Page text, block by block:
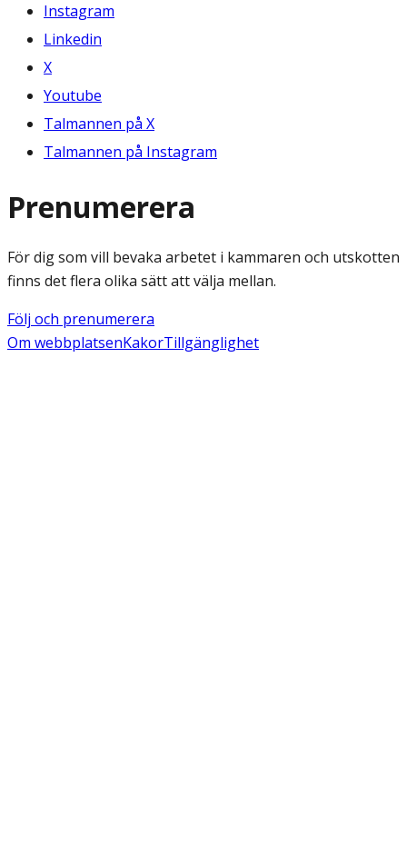
Instagram
Linkedin
X
Youtube
Talmannen på X
Talmannen på Instagram
Prenumerera
För dig som vill bevaka arbetet i kammaren och utskotten
finns det flera olika sätt att välja mellan.
Följ och prenumerera
Om webbplatsenKakorTillgänglighet